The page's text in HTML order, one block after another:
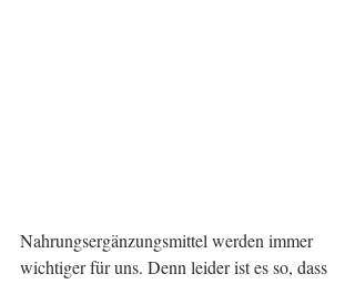
Nahrungsergänzungsmittel werden immer
wichtiger für uns. Denn leider ist es so, dass